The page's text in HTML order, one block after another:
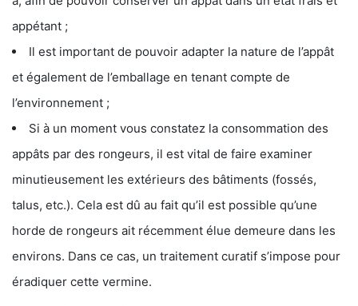
appétant ;
Il est important de pouvoir adapter la nature de l’appât
et également de l’emballage en tenant compte de
l’environnement ;
Si à un moment vous constatez la consommation des
appâts par des rongeurs, il est vital de faire examiner
minutieusement les extérieurs des bâtiments (fossés,
talus, etc.). Cela est dû au fait qu’il est possible qu’une
horde de rongeurs ait récemment élue demeure dans les
environs. Dans ce cas, un traitement curatif s’impose pour
éradiquer cette vermine.